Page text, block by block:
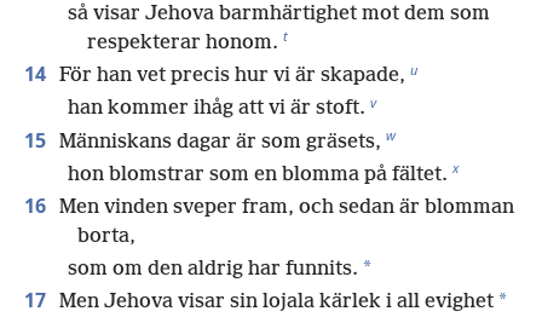
så visar Jehova barmhärtighet mot dem som
respekterar honom. t
14 För han vet precis hur vi är skapade, u
han kommer ihåg att vi är stoft. v
15 Människans dagar är som gräsets, w
hon blomstrar som en blomma på fältet. x
16 Men vinden sveper fram, och sedan är blomman
borta,
som om den aldrig har funnits. *
17 Men Jehova visar sin lojala kärlek i all evighet *